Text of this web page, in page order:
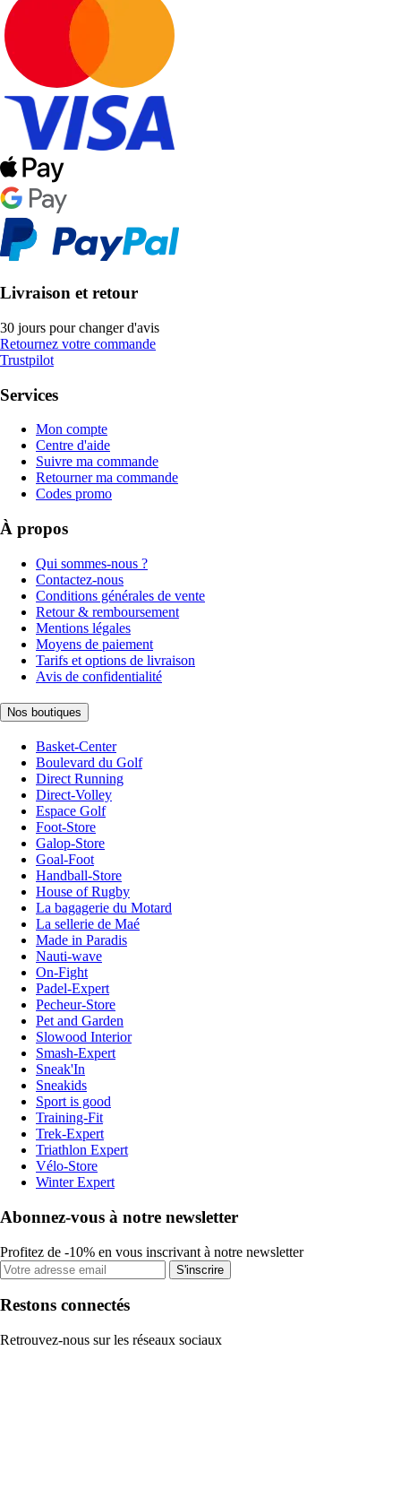
Livraison et retour
30 jours pour changer d'avis
Retournez votre commande
Trustpilot
Services
Mon compte
Centre d'aide
Suivre ma commande
Retourner ma commande
Codes promo
À propos
Qui sommes-nous ?
Contactez-nous
Conditions générales de vente
Retour & remboursement
Mentions légales
Moyens de paiement
Tarifs et options de livraison
Avis de confidentialité
Nos boutiques
Basket-Center
Boulevard du Golf
Direct Running
Direct-Volley
Espace Golf
Foot-Store
Galop-Store
Goal-Foot
Handball-Store
House of Rugby
La bagagerie du Motard
La sellerie de Maé
Made in Paradis
Nauti-wave
On-Fight
Padel-Expert
Pecheur-Store
Pet and Garden
Slowood Interior
Smash-Expert
Sneak'In
Sneakids
Sport is good
Training-Fit
Trek-Expert
Triathlon Expert
Vélo-Store
Winter Expert
Abonnez-vous à notre newsletter
Profitez de -10% en vous inscrivant à notre newsletter
S'inscrire
Restons connectés
Retrouvez-nous sur les réseaux sociaux